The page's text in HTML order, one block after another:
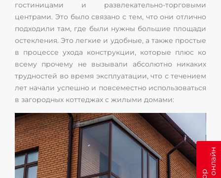
гостиницами и развлекательно-торговыми
центрами. Это было связано с тем, что они отлично
подходили там, где были нужны большие площади
остекления. Это легкие и удобные, а также простые
в процессе ухода конструкции, которые плюс ко
всему прочему не вызывали абсолютно никаких
трудностей во время эксплуатации, что с течением
лет начали успешно и повсеместно использоваться
в загородных коттеджах с жилыми домами: